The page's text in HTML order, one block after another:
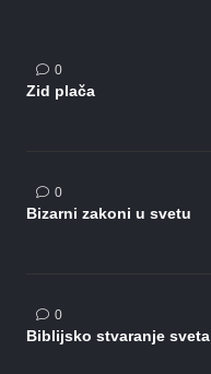
0
Zid plača
0
Bizarni zakoni u svetu
0
Biblijsko stvaranje sveta